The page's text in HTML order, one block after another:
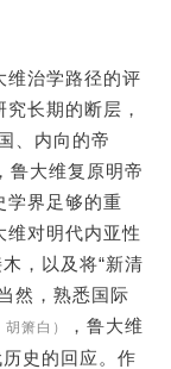
维治学路径的评
长期的断层，
、内向的帝
鲁大维复原明帝
学界足够的重
维对明代内亚性
，以及将“新清
然，熟悉国际
胡箫白）
，鲁大维
史的回应。作